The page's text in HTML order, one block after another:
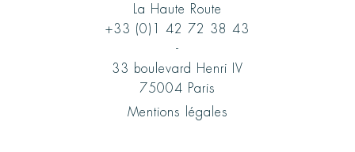
La Haute Route
+33 (0)1 42 72 38 43
-
33 boulevard Henri IV
75004 Paris
Mentions légales